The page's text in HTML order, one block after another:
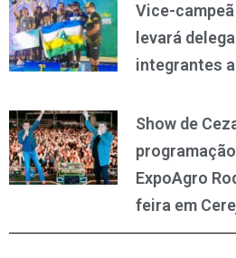
Vice-
levará
integrantes
Show de
ExpoAgro
feira em